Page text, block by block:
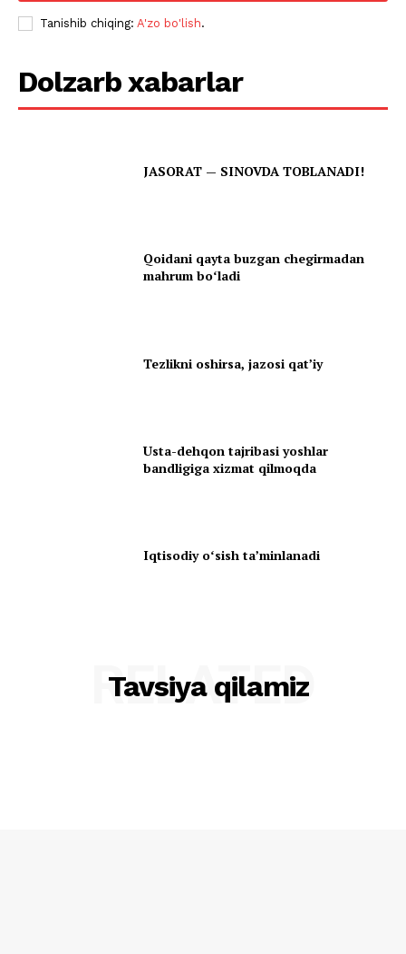
Tanishib chiqing: A'zo bo'lish.
Dolzarb xabarlar
JASORAT — SINOVDA TOBLANADI!
Qoidani qayta buzgan chegirmadan
mahrum boʻladi
Tezlikni oshirsa, jazosi qatʼiy
Usta-dehqon tajribasi yoshlar
bandligiga xizmat qilmoqda
Iqtisodiy oʻsish taʼminlanadi
Tavsiya qilamiz
RELATED